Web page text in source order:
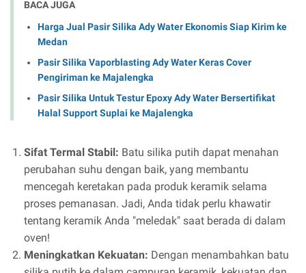
BACA JUGA
Harga Jual Pasir Silika Ady Water Ekonomis Siap Kirim ke
Medan
Pasir Silika Vaporblasting Ady Water Keras Cover
Pengiriman ke Majalengka
Pasir Silika Untuk Testur Epoxy Ady Water Bersertifikat
Halal Support Suplai ke Majalengka
Sifat Termal Stabil: Batu silika putih dapat menahan
perubahan suhu dengan baik, yang membantu
mencegah keretakan pada produk keramik selama
proses pemanasan. Jadi, Anda tidak perlu khawatir
tentang keramik Anda "meledak" saat berada di dalam
oven!
Meningkatkan Kekuatan: Dengan menambahkan batu